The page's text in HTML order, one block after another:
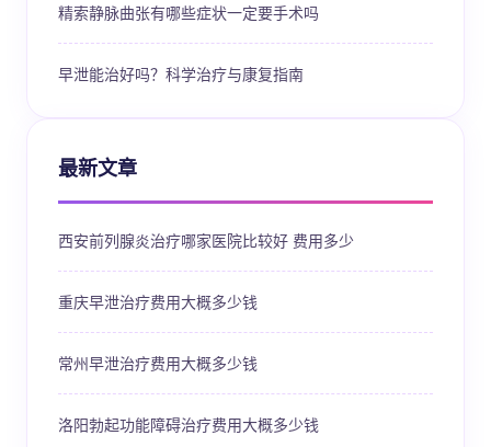
精索静脉曲张有哪些症状一定要手术吗
早泄能治好吗？科学治疗与康复指南
最新文章
西安前列腺炎治疗哪家医院比较好 费用多少
重庆早泄治疗费用大概多少钱
常州早泄治疗费用大概多少钱
洛阳勃起功能障碍治疗费用大概多少钱